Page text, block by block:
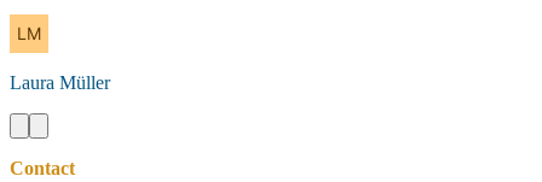
Laura Müller
Contact